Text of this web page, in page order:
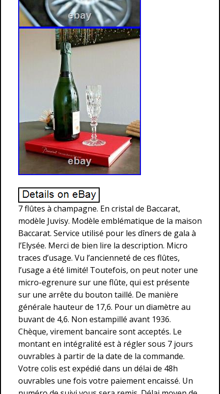
7 flûtes à champagne. En cristal de Baccarat,
modèle Juvisy. Modèle emblématique de la maison
Baccarat. Service utilisé pour les dîners de gala à
l’Elysée. Merci de bien lire la description. Micro
traces d’usage. Vu l’ancienneté de ces flûtes,
l’usage a été limité! Toutefois, on peut noter une
micro-egrenure sur une flûte, qui est présente
sur une arrête du bouton taillé. De manière
générale hauteur de 17,6. Pour un diamètre au
buvant de 4,6. Non estampillé avant 1936.
Chèque, virement bancaire sont acceptés. Le
montant en intégralité est à régler sous 7 jours
ouvrables à partir de la date de la commande.
Votre colis est expédié dans un délai de 48h
ouvrables une fois votre paiement encaissé. Un